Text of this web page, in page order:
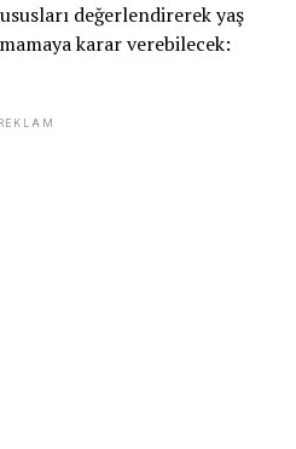
değerlendirerek yaş
karar verebilecek:
REKLAM